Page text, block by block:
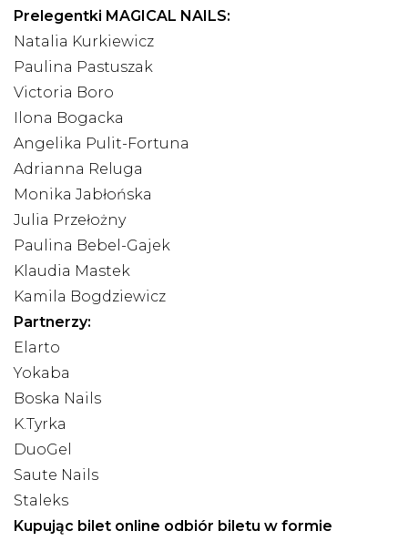
Prelegentki MAGICAL NAILS:
Natalia Kurkiewicz
Paulina Pastuszak
Victoria Boro
Ilona Bogacka
Angelika Pulit-Fortuna
Adrianna Reluga
Monika Jabłońska
Julia Przełożny
Paulina Bebel-Gajek
Klaudia Mastek
Kamila Bogdziewicz
Partnerzy:
Elarto
Yokaba
Boska Nails
K.Tyrka
DuoGel
Saute Nails
Staleks
Kupując bilet online odbiór biletu w formie